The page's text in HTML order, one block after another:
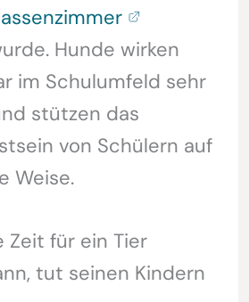
Hunde wirken
im Schulumfeld sehr
stützen das
von Schülern auf
Weise.
Zeit für ein Tier
tut seinen Kindern